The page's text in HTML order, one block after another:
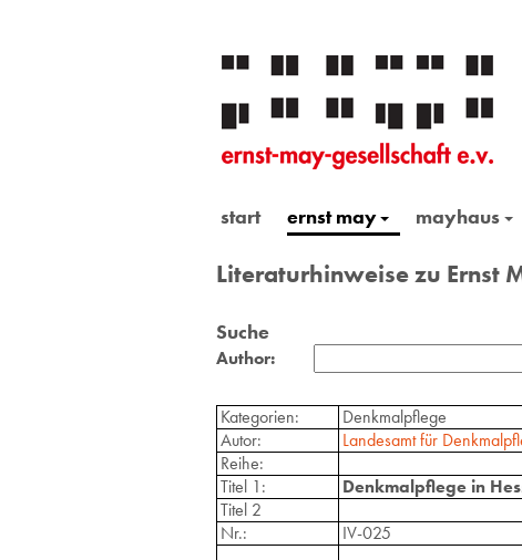
start ernst may mayhaus
Literaturhinweise zu Ernst
Suche
Author:
Kategorien:
Denkmalpflege
Autor:
Landesamt für
Reihe:
Titel 1:
Denkmalpflege in
Titel 2
Nr.:
IV-025